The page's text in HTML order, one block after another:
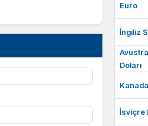
Euro
İngiliz
Doları
İsviçre